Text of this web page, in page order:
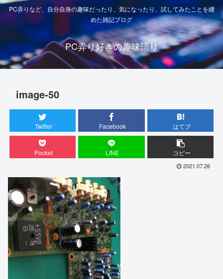
PC弄りなど、自分自身の趣味だったり、気になったり、試してみたことを纏
めた雑記ブログ
PC弄り好きの趣味語り
image-50
Twitter Facebook はてブ
Pocket LINE コピー
2021.07.26